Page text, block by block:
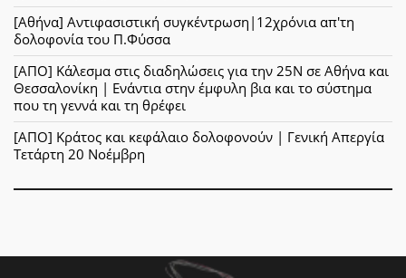
[Αθήνα] Αντιφασιστική συγκέντρωση|12χρόνια απ'τη
δολοφονία του Π.Φύσσα
[ΑΠΟ] Κάλεσμα στις διαδηλώσεις για την 25Ν σε Αθήνα και
Θεσσαλονίκη | Ενάντια στην έμφυλη βια και το σύστημα
που τη γεννά και τη θρέφει
[ΑΠΟ] Κράτος και κεφάλαιο δολοφονούν | Γενική Απεργία
Τετάρτη 20 Νοέμβρη